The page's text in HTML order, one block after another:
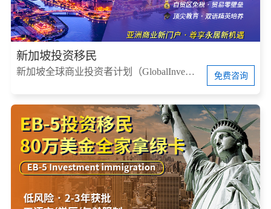
新加坡投资移民
新加坡全球商业投资者计划（GlobalInvestorProgram，简称GIP） 免费咨询